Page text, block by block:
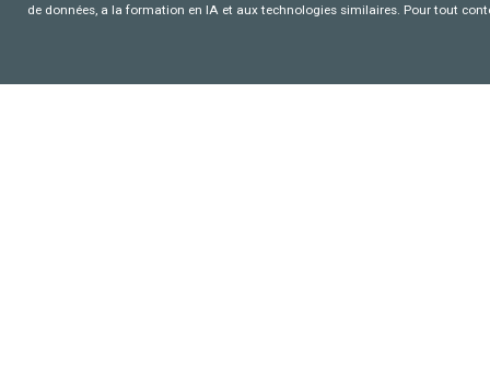
de données, a la formation en IA et aux technologies similaires. Pour tout